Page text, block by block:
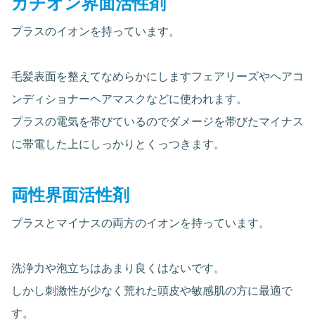
プラスのイオンを持っています。
毛髪表面を整えてなめらかにしますフェアリーズやヘアコ
ンディショナーヘアマスクなどに使われます。
プラスの電気を帯びているのでダメージを帯びたマイナス
に帯電した上にしっかりとくっつきます。
両性界面活性剤
プラスとマイナスの両方のイオンを持っています。
洗浄力や泡立ちはあまり良くはないです。
しかし刺激性が少なく荒れた頭皮や敏感肌の方に最適で
す。